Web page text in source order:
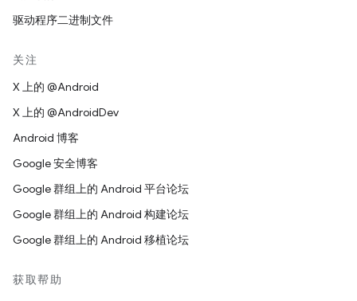
驱动程序二进制文件
关注
X 上的 @Android
X 上的 @AndroidDev
Android 博客
Google 安全博客
Google 群组上的 Android 平台论坛
Google 群组上的 Android 构建论坛
Google 群组上的 Android 移植论坛
获取帮助